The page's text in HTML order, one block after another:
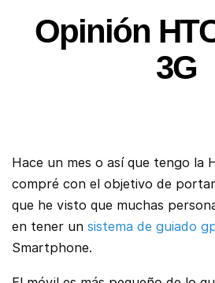
Opinión
3G
Hace un mes o así que tengo la
compré con el objetivo de
que he visto que muchas
en tener un sistema de guiado
Smartphone.